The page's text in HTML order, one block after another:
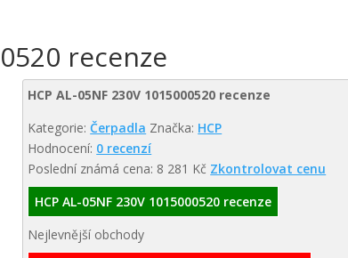
recenze
HCP AL-05NF 230V 1015000520 recenze
Kategorie:Čerpadla Značka: HCP
Hodnocení: 0 recenzí
Poslední známá cena: 8 281 Kč Zkontrolovat cenu
HCP AL-05NF 230V 1015000520 recenze
Nejlevnější obchody